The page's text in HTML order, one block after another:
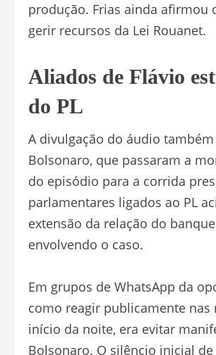
produção. Frias ainda afirmou
gerir recursos da Lei Rouanet.
Aliados de Flávio
do PL
A divulgação do áudio
Bolsonaro, que passaram a
do episódio para a corrida
parlamentares ligados ao PL
extensão da relação do
envolvendo o caso.
Em grupos de WhatsApp da
como reagir publicamente
início da noite, era evitar
Bolsonaro. O silêncio inicial